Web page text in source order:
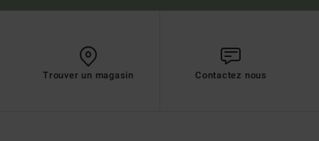
Trouver un magasin Contactez nous